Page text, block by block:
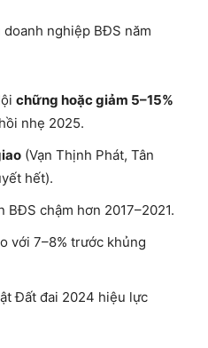
nghiệp BĐS năm
chững hoặc giảm 5–15%
nhẹ 2025.
(Vạn Thịnh Phát, Tân
hết).
BĐS chậm hơn 2017–2021.
với 7–8% trước khủng
Đất đai 2024 hiệu lực